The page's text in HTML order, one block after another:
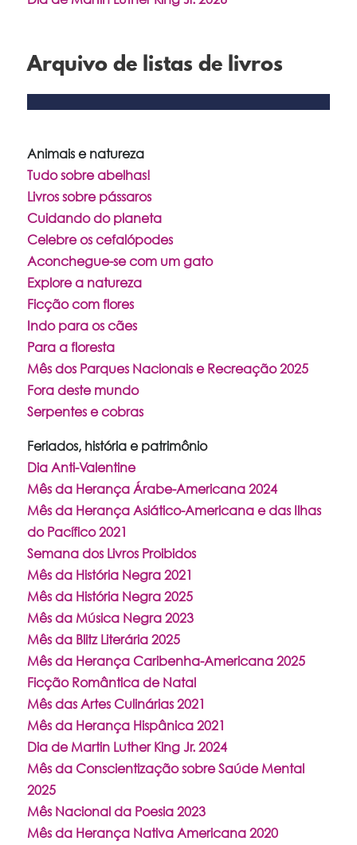
Arquivo de listas de livros
Animais e natureza
Tudo sobre abelhas!
Livros sobre pássaros
Cuidando do planeta
Celebre os cefalópodes
Aconchegue-se com um gato
Explore a natureza
Ficção com flores
Indo para os cães
Para a floresta
Mês dos Parques Nacionais e Recreação 2025
Fora deste mundo
Serpentes e cobras
Feriados, história e patrimônio
Dia Anti-Valentine
Mês da Herança Árabe-Americana 2024
Mês da Herança Asiático-Americana e das Ilhas
do Pacífico 2021
Semana dos Livros Proibidos
Mês da História Negra 2021
Mês da História Negra 2025
Mês da Música Negra 2023
Mês da Blitz Literária 2025
Mês da Herança Caribenha-Americana 2025
Ficção Romântica de Natal
Mês das Artes Culinárias 2021
Mês da Herança Hispânica 2021
Dia de Martin Luther King Jr. 2024
Mês da Conscientização sobre Saúde Mental
2025
Mês Nacional da Poesia 2023
Mês da Herança Nativa Americana 2020